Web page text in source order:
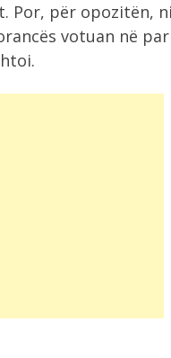
Por, për opozitën,
votuan në
5:57